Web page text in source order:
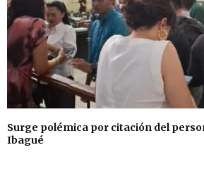
Surge polémica por citación del
Ibagué